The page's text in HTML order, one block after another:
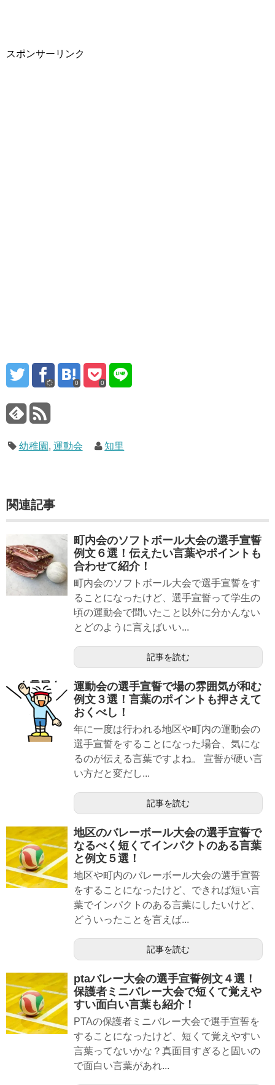
スポンサーリンク
0 0
幼稚園 , 運動会 知里
関連記事
町内会のソフトボール大会の選手宣誓
例文６選！伝えたい言葉やポイントも
合わせて紹介！
町内会のソフトボール大会で選手宣誓をす
ることになったけど、選手宣誓って学生の
頃の運動会で聞いたこと以外に分かんない
とどのように言えばいい...
記事を読む
運動会の選手宣誓で場の雰囲気が和む
例文３選！言葉のポイントも押さえて
おくべし！
年に一度は行われる地区や町内の運動会の
選手宣誓をすることになった場合、気にな
るのが伝える言葉ですよね。 宣誓が硬い言
い方だと変だし...
記事を読む
地区のバレーボール大会の選手宣誓で
なるべく短くてインパクトのある言葉
と例文５選！
地区や町内のバレーボール大会の選手宣誓
をすることになったけど、できれば短い言
葉でインパクトのある言葉にしたいけど、
どういったことを言えば...
記事を読む
ptaバレー大会の選手宣誓例文４選！
保護者ミニバレー大会で短くて覚えや
すい面白い言葉も紹介！
PTAの保護者ミニバレー大会で選手宣誓を
することになったけど、短くて覚えやすい
言葉ってないかな？真面目すぎると固いの
で面白い言葉があれ...